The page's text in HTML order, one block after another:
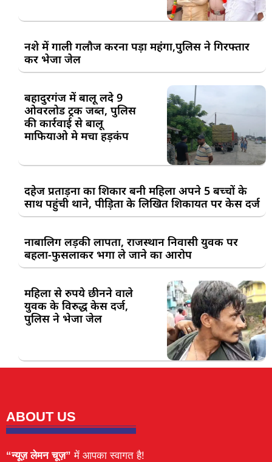
नशे में गाली गलौज करना पड़ा महंगा,पुलिस ने गिरफ्तार
कर भेजा जेल
बहादुरगंज में बालू लदे 9
ओवरलोड ट्रक जब्त, पुलिस
की कार्रवाई से बालू
माफियाओ मे मचा हड़कंप
दहेज प्रताड़ना का शिकार बनी महिला अपने 5 बच्चों के
साथ पहुंची थाने, पीड़िता के लिखित शिकायत पर केस दर्ज
नाबालिग लड़की लापता, राजस्थान निवासी युवक पर
बहला-फुसलाकर भगा ले जाने का आरोप
महिला से रुपये छीनने वाले
युवक के विरुद्ध केस दर्ज,
पुलिस ने भेजा जेल
ABOUT US
“न्यूज़ लेमन चूज़” में आपका स्वागत है!